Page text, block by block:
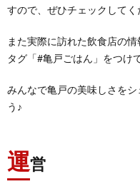
すので、ぜひチェックしてく
また実際に訪れた飲食店の情
タグ「#亀戸ごはん」をつけ
みんなで亀戸の美味しさを
う♪
運営